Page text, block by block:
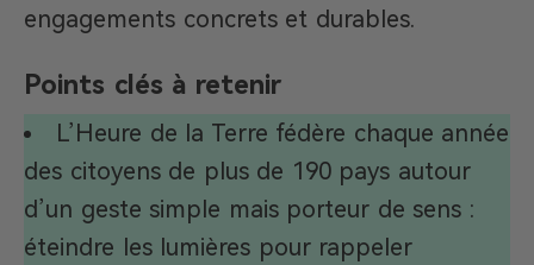
engagements concrets et durables.
Points clés à retenir
L’Heure de la Terre fédère chaque année
des citoyens de plus de 190 pays autour
d’un geste simple mais porteur de sens :
éteindre les lumières pour rappeler